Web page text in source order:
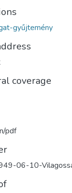
gyűjtemény
coverage
pdf
06-10-